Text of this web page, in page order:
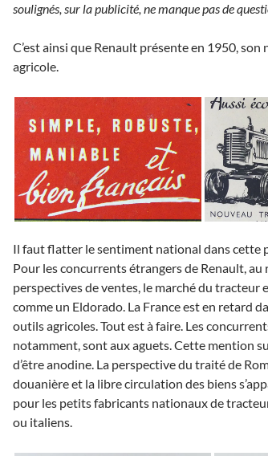
soulignés, sur la publicité, ne manque pas de
C’est ainsi que Renault présente en 1950,
agricole.
Il faut flatter le sentiment national dans cette
Pour les concurrents étrangers de Renault, au
perspectives de ventes, le marché du tracteur
comme un Eldorado. La France est en retard
outils agricoles. Tout est à faire. Les
notamment, sont aux aguets. Cette mention
d’être anodine. La perspective du traité de
douanière et la libre circulation des biens
pour les petits fabricants nationaux de
ou italiens.